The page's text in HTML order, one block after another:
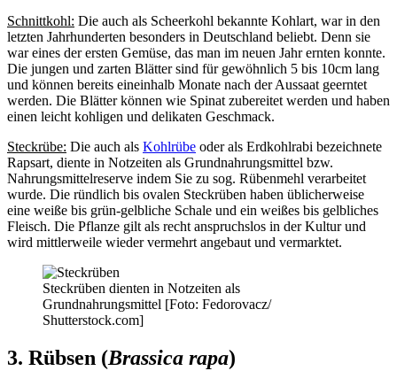
Schnittkohl: Die auch als Scheerkohl bekannte Kohlart, war in den
letzten Jahrhunderten besonders in Deutschland beliebt. Denn sie
war eines der ersten Gemüse, das man im neuen Jahr ernten konnte.
Die jungen und zarten Blätter sind für gewöhnlich 5 bis 10cm lang
und können bereits eineinhalb Monate nach der Aussaat geerntet
werden. Die Blätter können wie Spinat zubereitet werden und haben
einen leicht kohligen und delikaten Geschmack.
Steckrübe: Die auch als Kohlrübe oder als Erdkohlrabi bezeichnete
Rapsart, diente in Notzeiten als Grundnahrungsmittel bzw.
Nahrungsmittelreserve indem Sie zu sog. Rübenmehl verarbeitet
wurde. Die ründlich bis ovalen Steckrüben haben üblicherweise
eine weiße bis grün-gelbliche Schale und ein weißes bis gelbliches
Fleisch. Die Pflanze gilt als recht anspruchslos in der Kultur und
wird mittlerweile wieder vermehrt angebaut und vermarktet.
Steckrüben dienten in Notzeiten als
Grundnahrungsmittel [Foto: Fedorovacz/
Shutterstock.com]
3. Rübsen (Brassica rapa)